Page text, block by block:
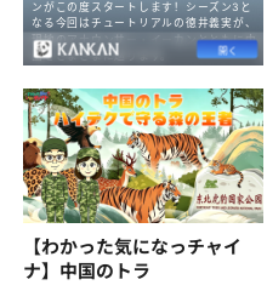
【わかった気になっチャイ
ナ】中国のトラ